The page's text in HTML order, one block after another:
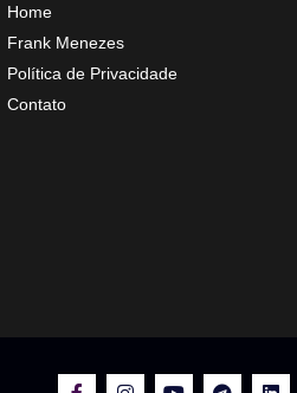
Home
Frank Menezes
Política de Privacidade
Contato